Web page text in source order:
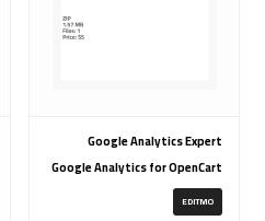
Google Analytics Expert
Google Analytics for OpenCart
(ZIP)
EDITMO